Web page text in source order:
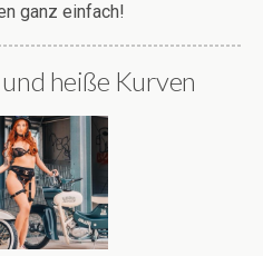
ganz einfach!
heiße Kurven